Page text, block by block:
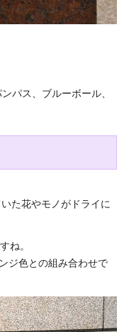
パス、ブルーボール、
た花やモノがドライに
ね。
ジ色との組み合わせで